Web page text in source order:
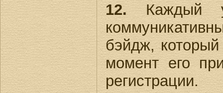
12. Каждый
бэйдж,
момент его
регистрации.